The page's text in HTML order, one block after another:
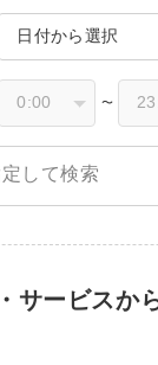
日付から選択
〜
して検索
サービスか